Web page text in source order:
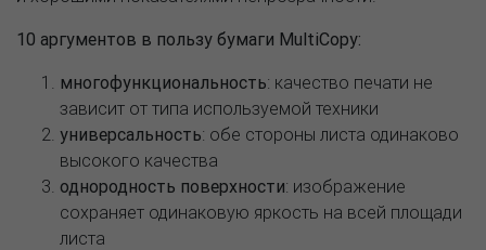
10 аргументов в пользу бумаги MultiCopy:
многофункциональность: качество печати не
зависит от типа используемой техники
универсальность: обе стороны листа одинаково
высокого качества
однородность поверхности: изображение
сохраняет одинаковую яркость на всей площади
листа